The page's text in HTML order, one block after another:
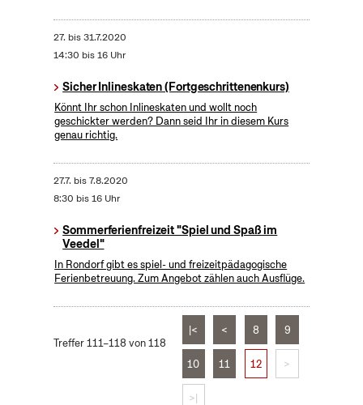
27. bis31.7.2020
14:30 bis 16 Uhr
Sicher Inlineskaten (Fortgeschrittenenkurs)
Könnt Ihr schon Inlineskaten und wollt noch
geschickter werden? Dann seid Ihr in diesem Kurs
genau richtig.
27.7. bis7.8.2020
8:30 bis 16 Uhr
Sommerferienfreizeit "Spiel und Spaß im
Veedel"
In Rondorf gibt es spiel- und freizeitpädagogische
Ferienbetreuung. Zum Angebot zählen auch Ausflüge.
Treffer 111–118 von 118
|< < 8 9
10 11 12 >
>|